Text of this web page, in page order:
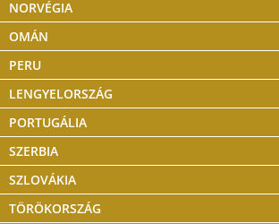
NORVÉGIA
OMÁN
PERU
LENGYELORSZÁG
PORTUGÁLIA
SZERBIA
SZLOVÁKIA
TÖRÖKORSZÁG